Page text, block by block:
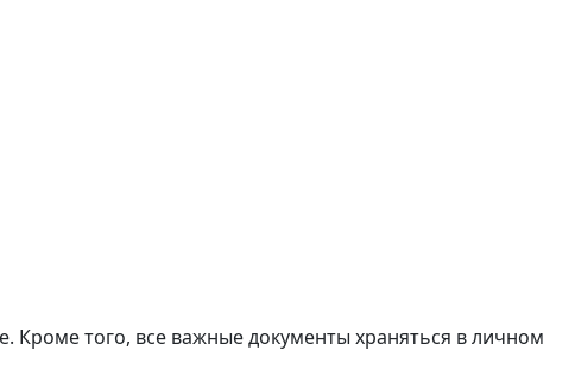
Кроме того, все важные документы храняться в личном